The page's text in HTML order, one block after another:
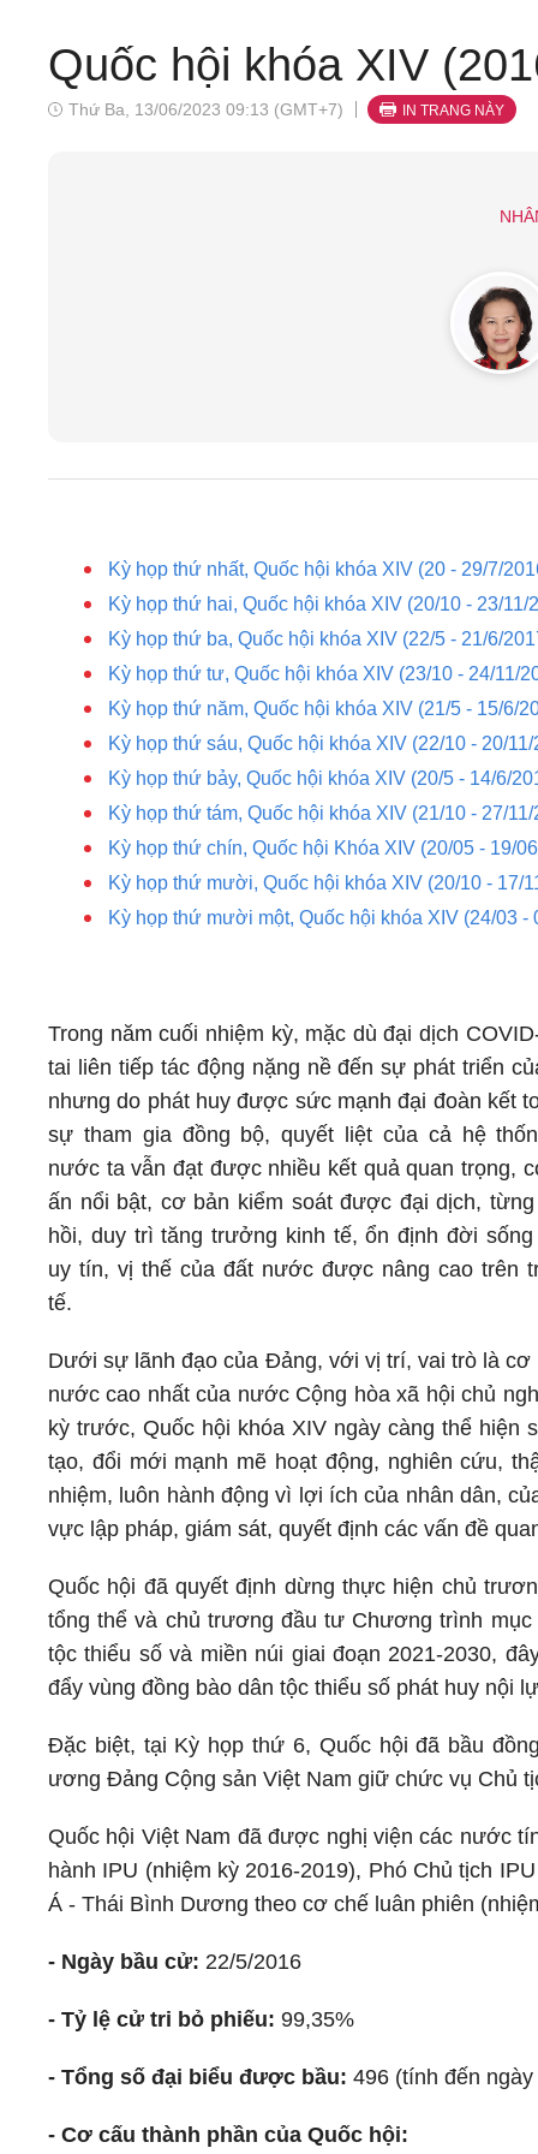
Quốc hội khóa XIV
Thứ Ba, 13/06/2023 09:13 (GMT+7) IN TRANG NÀY
Kỳ họp thứ nhất, Quốc hội khóa XIV (20 - 29/7/
Kỳ họp thứ hai, Quốc hội khóa XIV (20/10 - 23/11/
Kỳ họp thứ ba, Quốc hội khóa XIV (22/5 - 21/6/
Kỳ họp thứ tư, Quốc hội khóa XIV (23/10 - 24/11/
Kỳ họp thứ năm, Quốc hội khóa XIV (21/5 - 15/6/
Kỳ họp thứ sáu, Quốc hội khóa XIV (22/10 - 20/
Kỳ họp thứ bảy, Quốc hội khóa XIV (20/5 - 14/6/
Kỳ họp thứ tám, Quốc hội khóa XIV (21/10 - 27/
Kỳ họp thứ chín, Quốc hội Khóa XIV (20/05 - 19/
Kỳ họp thứ mười, Quốc hội khóa XIV (20/10 - 17/
Kỳ họp thứ mười một, Quốc hội khóa XIV (24/03 -
Trong năm cuối nhiệm kỳ, mặc dù đại dịch
tai liên tiếp tác động nặng nề đến sự phát triển
nhưng do phát huy được sức mạnh đại đoàn kết
sự tham gia đồng bộ, quyết liệt của cả hệ
nước ta vẫn đạt được nhiều kết quả quan trọng,
ấn nổi bật, cơ bản kiểm soát được đại dịch,
hồi, duy trì tăng trưởng kinh tế, ổn định đời
uy tín, vị thế của đất nước được nâng cao trên
tế.
Dưới sự lãnh đạo của Đảng, với vị trí, vai trò là
nước cao nhất của nước Cộng hòa xã hội chủ
kỳ trước, Quốc hội khóa XIV ngày càng thể hiện
tạo, đổi mới mạnh mẽ hoạt động, nghiên cứu,
nhiệm, luôn hành động vì lợi ích của nhân dân,
vực lập pháp, giám sát, quyết định các vấn đề
Quốc hội đã quyết định dừng thực hiện chủ
tổng thể và chủ trương đầu tư Chương trình
tộc thiểu số và miền núi giai đoạn 2021-2030,
đẩy vùng đồng bào dân tộc thiểu số phát huy nội
Đặc biệt, tại Kỳ họp thứ 6, Quốc hội đã bầu
ương Đảng Cộng sản Việt Nam giữ chức vụ Chủ
Quốc hội Việt Nam đã được nghị viện các nước
hành IPU (nhiệm kỳ 2016-2019), Phó Chủ tịch
Á - Thái Bình Dương theo cơ chế luân phiên
- Ngày bầu cử: 22/5/2016
- Tỷ lệ cử tri bỏ phiếu: 99,35%
- Tổng số đại biểu được bầu: 496 (tính đến
- Cơ cấu thành phần của Quốc hội: